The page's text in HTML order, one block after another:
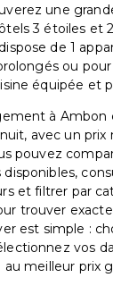
une
3 étoiles et
de 1
ou
équipée et
à
avec un
pouvez
et filtrer par
trouver
est simple :
vos
meilleur prix